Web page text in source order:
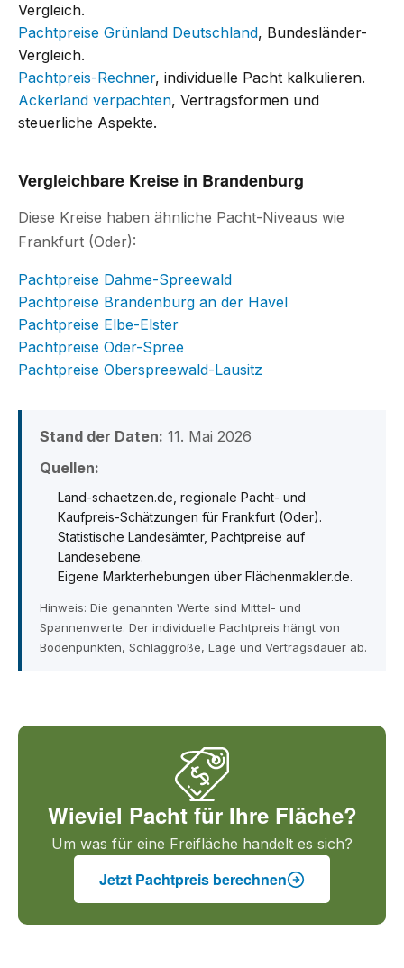
Vergleich.
Pachtpreise Grünland Deutschland, Bundesländer-
Vergleich.
Pachtpreis-Rechner, individuelle Pacht kalkulieren.
Ackerland verpachten, Vertragsformen und
steuerliche Aspekte.
Vergleichbare Kreise in Brandenburg
Diese Kreise haben ähnliche Pacht-Niveaus wie
Frankfurt (Oder):
Pachtpreise Dahme-Spreewald
Pachtpreise Brandenburg an der Havel
Pachtpreise Elbe-Elster
Pachtpreise Oder-Spree
Pachtpreise Oberspreewald-Lausitz
Stand der Daten: 11. Mai 2026
Quellen:
Land-schaetzen.de, regionale Pacht- und
Kaufpreis-Schätzungen für Frankfurt (Oder).
Statistische Landesämter, Pachtpreise auf
Landesebene.
Eigene Markterhebungen über Flächenmakler.de.
Hinweis: Die genannten Werte sind Mittel- und
Spannenwerte. Der individuelle Pachtpreis hängt von
Bodenpunkten, Schlaggröße, Lage und Vertragsdauer ab.
Wieviel Pacht für Ihre Fläche?
Um was für eine Freifläche handelt es sich?
Jetzt Pachtpreis berechnen